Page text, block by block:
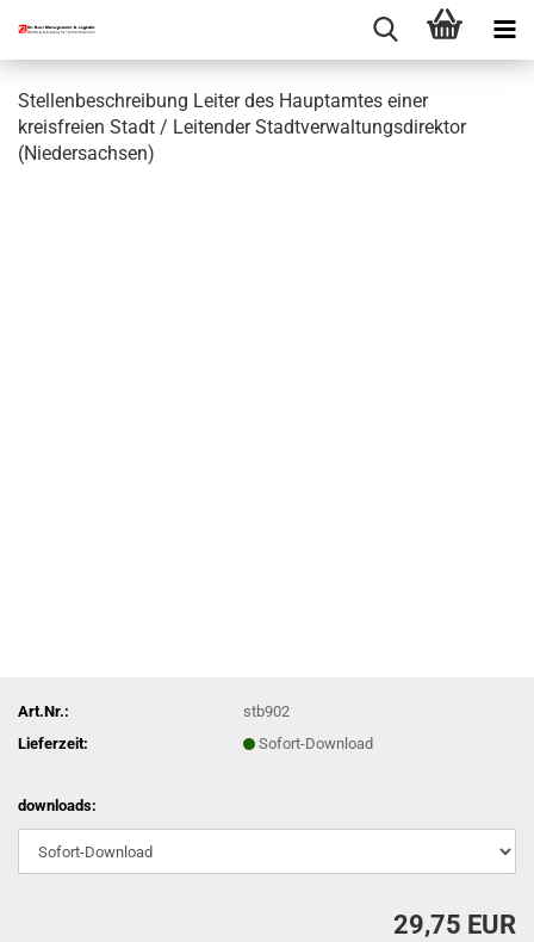
Stellenbeschreibung Leiter des Hauptamtes einer
kreisfreien Stadt / Leitender Stadtverwaltungsdirektor
(Niedersachsen)
Art.Nr.:
stb902
Lieferzeit:
Sofort-Download
downloads:
29,75 EUR